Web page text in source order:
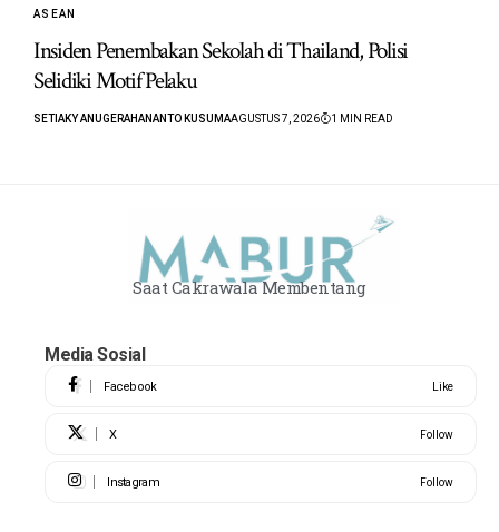
ASEAN
Insiden Penembakan Sekolah di Thailand, Polisi
Selidiki Motif Pelaku
SETIAKY ANUGERAHANANTO KUSUMAAGUSTUS 7, 2026 1 MIN READ
Saat Cakrawala Membentang
Media Sosial
Facebook Like
X Follow
Instagram Follow